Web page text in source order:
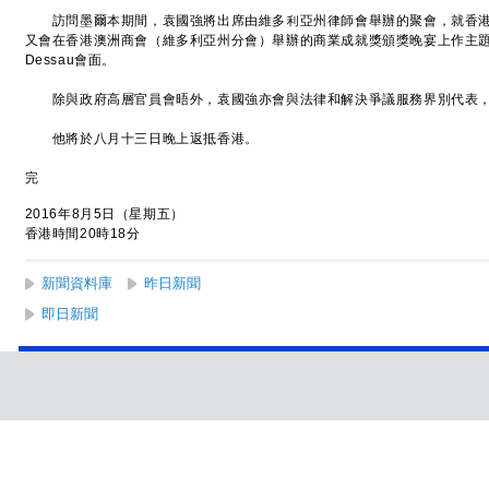
訪問墨爾本期間，袁國強將出席由維多利亞州律師會舉辦的聚會，就香
又會在香港澳洲商會（維多利亞州分會）舉辦的商業成就獎頒獎晚宴上作主
Dessau會面。
除與政府高層官員會晤外，袁國強亦會與法律和解決爭議服務界別代表
他將於八月十三日晚上返抵香港。
完
2016年8月5日（星期五）
香港時間20時18分
新聞資料庫
昨日新聞
即日新聞